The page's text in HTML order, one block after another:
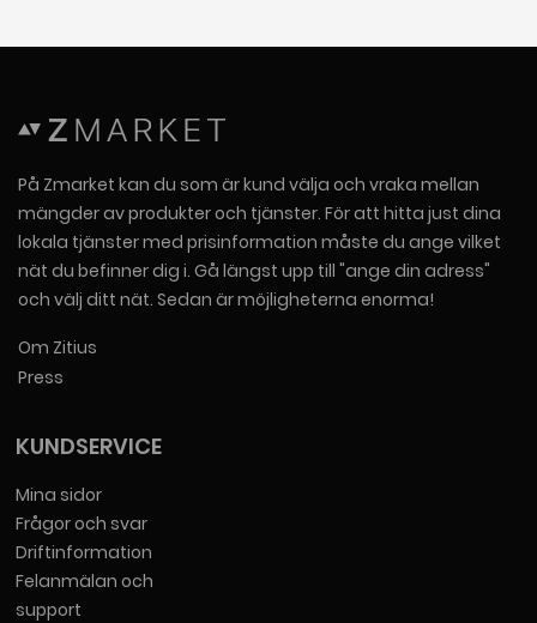
På Zmarket kan du som är kund välja och vraka mellan
mängder av produkter och tjänster. För att hitta just dina
lokala tjänster med prisinformation måste du ange vilket
nät du befinner dig i. Gå längst upp till "ange din adress"
och välj ditt nät. Sedan är möjligheterna enorma!
Om Zitius
Press
KUNDSERVICE
Mina sidor
Frågor och svar
Driftinformation
Felanmälan och
support